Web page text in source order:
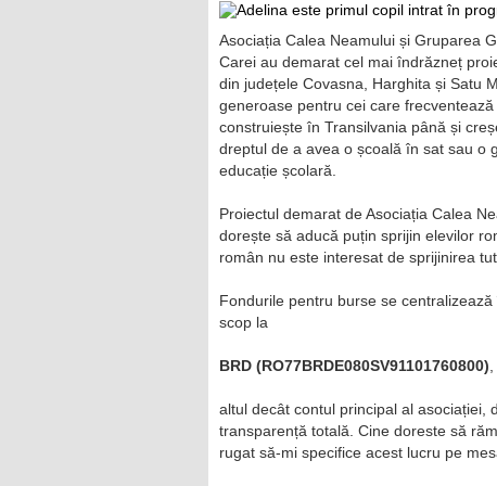
Asociația Calea Neamului și Gruparea
Carei au demarat cel mai îndrăzneț
din județele Covasna, Harghita și Satu
generoase pentru cei care
construiește în Transilvania până și
dreptul de a avea o școală în sat sau o
educație școlară.
Proiectul demarat de Asociația Calea
dorește să aducă puțin sprijin elevilor
român nu este interesat de sprijinirea
Fondurile pentru burse se
scop la
BRD (RO77BRDE080SV91101760800)
altul decât contul principal al asociației,
transparență totală. Cine doreste să
rugat să-mi specifice acest lucru pe